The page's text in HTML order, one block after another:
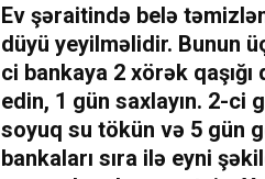
Ev şəraitində belə
düyü yeyilməlidir. Bunun
ci bankaya 2 xörək
edin, 1 gün saxlayın. 2-ci
soyuq su tökün və 5 gün
bankaları sıra ilə eyni